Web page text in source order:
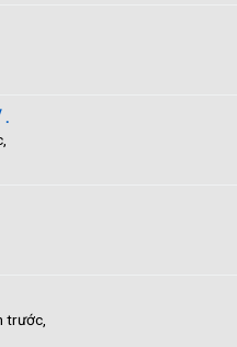
.
trước,